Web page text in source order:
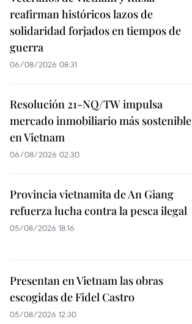
reafirman históricos lazos de
solidaridad forjados en tiempos de
guerra
06/08/2026 08:31
Resolución 21-NQ/TW impulsa
mercado inmobiliario más sostenible
en Vietnam
06/08/2026 02:30
Provincia vietnamita de An Giang
refuerza lucha contra la pesca ilegal
05/08/2026 18:16
Presentan en Vietnam las obras
escogidas de Fidel Castro
05/08/2026 12:30